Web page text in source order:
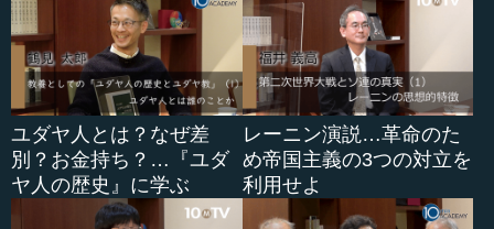
ユダヤ人とは？なぜ差
別？お金持ち？…『ユダ
ヤ人の歴史』に学ぶ
レーニン演説…革命のた
め帝国主義の3つの対立を
利用せよ